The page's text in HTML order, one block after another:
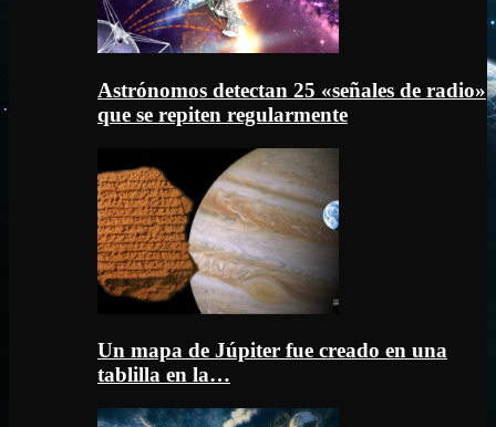
Astrónomos detectan 25 «señales de radio»
que se repiten regularmente
Un mapa de Júpiter fue creado en una
tablilla en la…